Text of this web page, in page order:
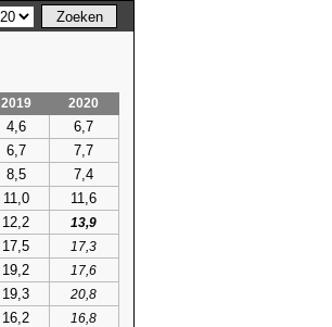
2019
2020
4,6 6,7
6,7 7,7
8,5 7,4
11,0 11,6
12,2
13,9
17,5
17,3
19,2
17,6
19,3
20,8
16,2
16,8